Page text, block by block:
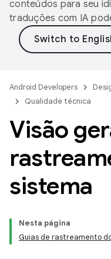
conteúdos para seu
traduções com IA
Android Developers
Qualidade técnica
Visão
sistema
Nesta página
Guias de rastreamento